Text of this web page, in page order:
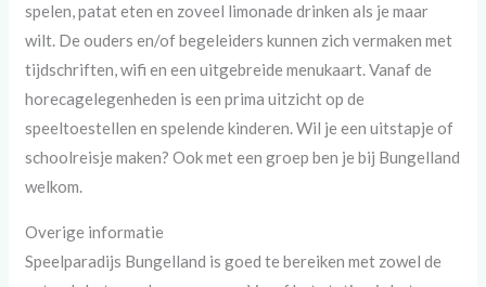
spelen, patat eten en zoveel limonade drinken als je maar
wilt. De ouders en/of begeleiders kunnen zich vermaken met
tijdschriften, wifi en een uitgebreide menukaart. Vanaf de
horecagelegenheden is een prima uitzicht op de
speeltoestellen en spelende kinderen. Wil je een uitstapje of
schoolreisje maken? Ook met een groep ben je bij Bungelland
welkom.
Overige informatie
Speelparadijs Bungelland is goed te bereiken met zowel de